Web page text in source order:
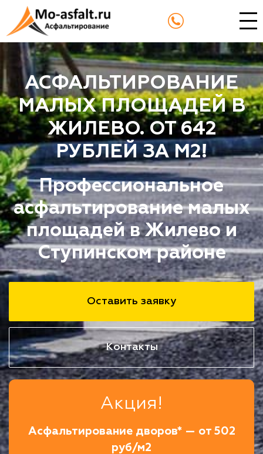
АСФАЛЬТИРОВАНИЕ
МАЛЫХ ПЛОЩАДЕЙ В
ЖИЛЕВО. ОТ 642
РУБЛЕЙ ЗА М2!
Профессиональное
асфальтирование малых
площадей в Жилево и
Ступинском районе
Оставить заявку
Контакты
Акция!
Асфальтирование дворов* — от 502
руб/м2